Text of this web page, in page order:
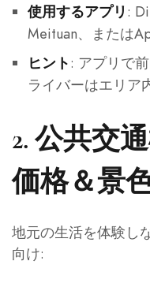
使用するアプリ :
Meituan、または
ヒント: アプリで
ライバーはエリア
2. 公共交
価格＆景
地元の生活を体験し
向け: